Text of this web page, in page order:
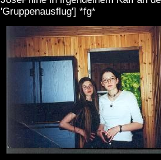
'Gruppenausflug'] *fg*